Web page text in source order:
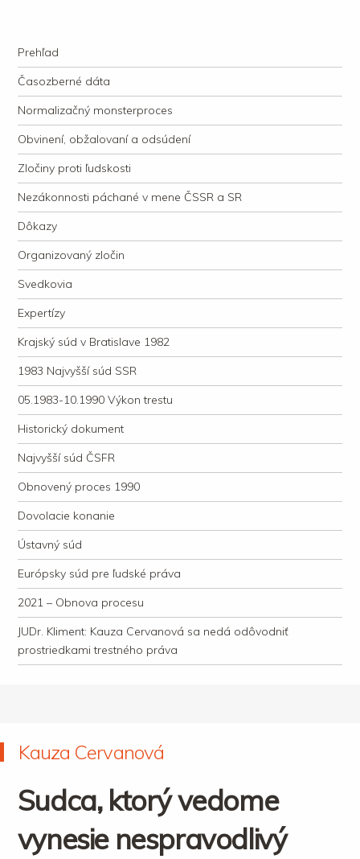
justície
Navigation
Skip to content
Prehľad
Časozberné dáta
Normalizačný monsterproces
Obvinení, obžalovaní a odsúdení
Zločiny proti ľudskosti
Nezákonnosti páchané v mene ČSSR a SR
Dôkazy
Organizovaný zločin
Svedkovia
Expertízy
Krajský súd v Bratislave 1982
1983 Najvyšší súd SSR
05.1983-10.1990 Výkon trestu
Historický dokument
Najvyšší súd ČSFR
Obnovený proces 1990
Dovolacie konanie
Ústavný súd
Európsky súd pre ľudské práva
2021 – Obnova procesu
JUDr. Kliment: Kauza Cervanová sa nedá odôvodniť
prostriedkami trestného práva
Kauza Cervanová
Sudca, ktorý vedome
vynesie nespravodlivý